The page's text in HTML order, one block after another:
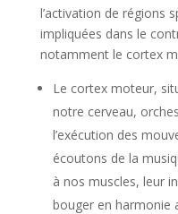
l’activation de régions
impliquées dans le
notamment le cortex
Le cortex moteur,
notre cerveau,
l’exécution des
écoutons de la
à nos muscles, leur
bouger en harmonie